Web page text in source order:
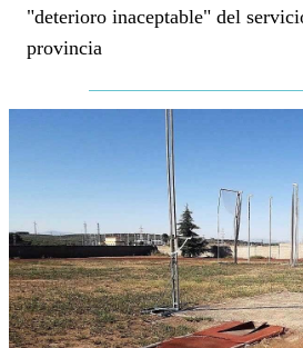
"deterioro inaceptable" del
provincia